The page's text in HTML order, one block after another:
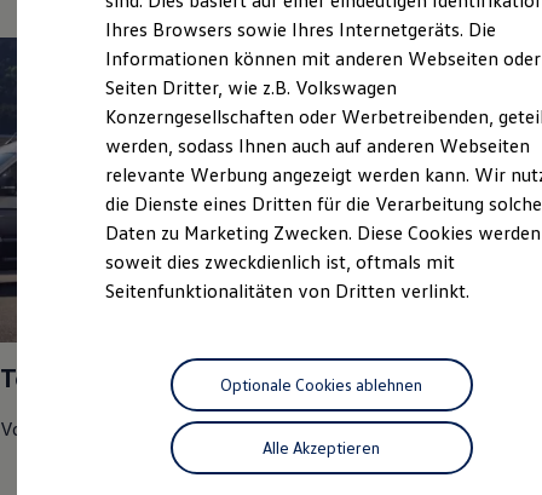
Fahrerassistenz- und Sicherheitssysteme
Kontrollleuchten
Kurzfahrprofile und Ölverdünnung
Batterieverordnung
XTL-Dieselkraftstoff
Ersatzteile und Betriebsflüssigkeiten
Original Zubehör und Lifestyle Produkte
myVolkswagen Business
Elektrisch & Autonom
Elektro - & Hybridfahrzeuge
Klimafreundlicher Strom
Ladezeitensimulator
Ladelösungen für Privatkunden
Ladelösungen für Gewerbekunden
Wallbox und Ladekabel
Bidirektionales Laden
Förderung & Kosten der Elektrofahrzeuge
Top Service Partner 2025
Volkswagen Nutzfahrzeugehat uns in den Bereichen
Kundenzufriedenheit
Ihres Browsers sowie Ihres Internetgeräts. Die
Informationen können mit anderen Webseiten oder
Seiten Dritter, wie z.B. Volkswagen
Konzerngesellschaften oder Werbetreibenden,
werden, sodass Ihnen auch auf anderen Webseiten
relevante Werbung angezeigt werden kann. Wir
die Dienste eines Dritten für die Verarbeitung
Daten zu Marketing Zwecken. Diese Cookies
soweit dies zweckdienlich ist, oftmals mit
Seitenfunktionalitäten von Dritten verlinkt.
Alle Akzeptieren
Optionale Cookies ablehnen